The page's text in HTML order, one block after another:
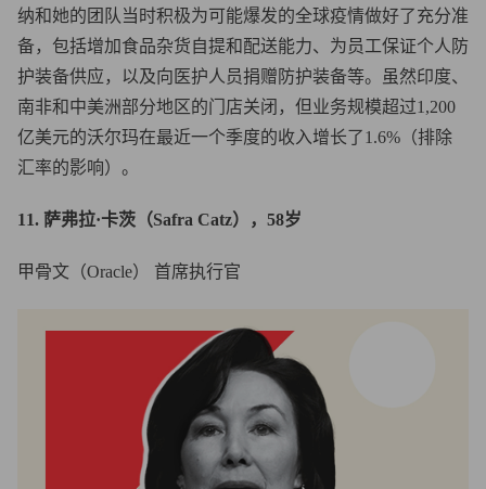
纳和她的团队当时积极为可能爆发的全球疫情做好了充分准
备，包括增加食品杂货自提和配送能力、为员工保证个人防
护装备供应，以及向医护人员捐赠防护装备等。虽然印度、
南非和中美洲部分地区的门店关闭，但业务规模超过1,200
亿美元的沃尔玛在最近一个季度的收入增长了1.6%（排除
汇率的影响）。
11. 萨弗拉·卡茨（Safra Catz），58岁
甲骨文（Oracle） 首席执行官